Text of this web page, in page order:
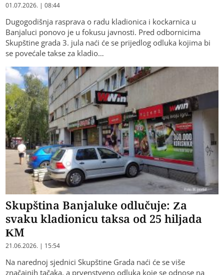
01.07.2026. | 08:44
Dugogodišnja rasprava o radu kladionica i kockarnica u
Banjaluci ponovo je u fokusu javnosti. Pred odbornicima
Skupštine grada 3. jula naći će se prijedlog odluka kojima bi
se povećale takse za kladio…
Skupština Banjaluke odlučuje: Za
svaku kladionicu taksa od 25 hiljada
KM
21.06.2026. | 15:54
Na narednoj sjednici Skupštine Grada naći će se više
značajnih tačaka, a prvenstveno odluka koje se odnose na